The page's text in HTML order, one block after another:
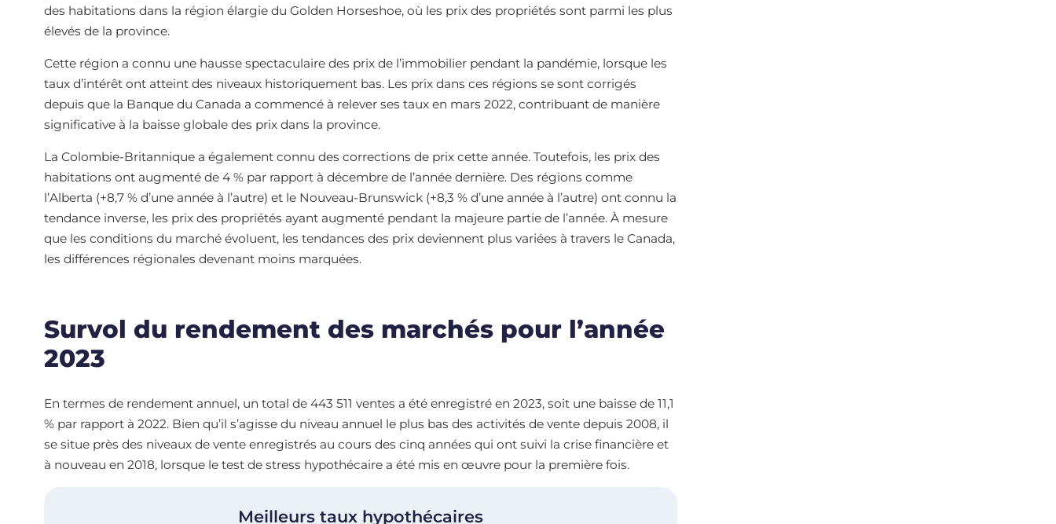
des habitations dans la région élargie du Golden Horseshoe, où les prix des propriétés sont parmi les plus
élevés de la province.
Cette région a connu une hausse spectaculaire des prix de l’immobilier pendant la pandémie, lorsque les
taux d’intérêt ont atteint des niveaux historiquement bas. Les prix dans ces régions se sont corrigés
depuis que la Banque du Canada a commencé à relever ses taux en mars 2022, contribuant de manière
significative à la baisse globale des prix dans la province.
La Colombie-Britannique a également connu des corrections de prix cette année. Toutefois, les prix des
habitations ont augmenté de 4 % par rapport à décembre de l’année dernière. Des régions comme
l’Alberta (+8,7 % d’une année à l’autre) et le Nouveau-Brunswick (+8,3 % d’une année à l’autre) ont connu la
tendance inverse, les prix des propriétés ayant augmenté pendant la majeure partie de l’année. À mesure
que les conditions du marché évoluent, les tendances des prix deviennent plus variées à travers le Canada,
les différences régionales devenant moins marquées.
Survol du rendement des marchés pour l’année
2023
En termes de rendement annuel, un total de 443 511 ventes a été enregistré en 2023, soit une baisse de 11,1
% par rapport à 2022. Bien qu’il s’agisse du niveau annuel le plus bas des activités de vente depuis 2008, il
se situe près des niveaux de vente enregistrés au cours des cinq années qui ont suivi la crise financière et
à nouveau en 2018, lorsque le test de stress hypothécaire a été mis en œuvre pour la première fois.
Meilleurs taux hypothécaires